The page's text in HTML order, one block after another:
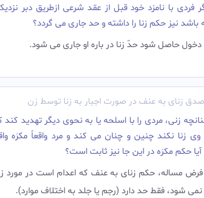
فردی با نامزد خود قبل از عقد شرعى ازطریق دبر
باشد نیز حکم زنا را داشته و حد جاری می گردد؟
دخول حاصل شود حدّ زنا در باره او جارى مى شود.
زنای به عنف در صورت اجبار به زنا توسط زن
زنى، مردى را با اسلحه یا به نحوى دیگر تهدید کند
وى زنا نکند چنین و چنان مى کند و مرد واقعاً مکرَه
حکم مکرَه در این جا نیز ثابت است؟
مساله، حکم زناى به عنف که اعدام است در مورد
شود، فقط حد دارد (رجم یا جلد به اختلاف موارد).‌